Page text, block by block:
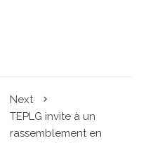
Next
TEPLG invite à un
rassemblement en